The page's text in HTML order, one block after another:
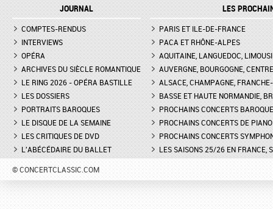
JOURNAL
COMPTES-RENDUS
INTERVIEWS
OPÉRA
ARCHIVES DU SIÈCLE ROMANTIQUE
LE RING 2026 - OPÉRA BASTILLE
LES DOSSIERS
PORTRAITS BAROQUES
LE DISQUE DE LA SEMAINE
LES CRITIQUES DE DVD
L'ABÉCÉDAIRE DU BALLET
LES
PARIS ET ILE-DE-FRANCE
PACA ET RHÔNE-ALPES
AQUITAINE, LANGUEDOC,
AUVERGNE, BOURGOGNE, CENTRE
ALSACE, CHAMPAGNE,
BASSE ET HAUTE NORMANDIE,
PROCHAINS CONCERTS
PROCHAINS CONCERTS DE PIANO
PROCHAINS CONCERTS
LES SAISONS 25/26 EN FRANCE,
© CONCERTCLASSIC.COM